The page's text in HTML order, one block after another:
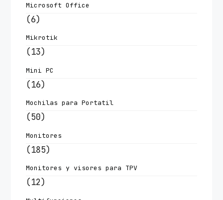
Microsoft Office
(6)
Mikrotik
(13)
Mini PC
(16)
Mochilas para Portatil
(50)
Monitores
(185)
Monitores y visores para TPV
(12)